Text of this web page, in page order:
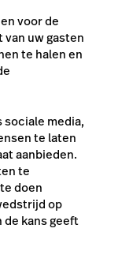
voor de
uw gasten
te halen en
sociale media,
te laten
aanbieden.
te
doen
op
de kans geeft